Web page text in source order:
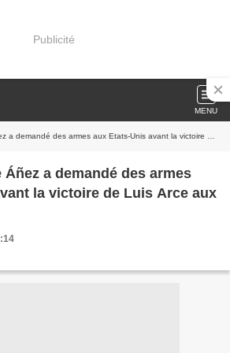
Publicité
MENU
des armes aux Etats-Unis avant la victoire de Luis Arce aux élections
a demandé des armes
la victoire de Luis Arce aux